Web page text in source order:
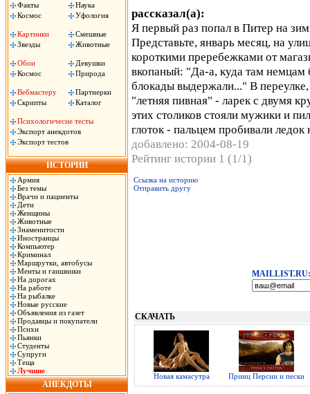
Факты
Наука
Космос
Уфология
Картинки
Смешные
Звезды
Животные
Обои
Девушки
Космос
Природа
Вебмастеру
Партнерки
Скрипты
Каталог
Психологичесие тесты
Экспорт анекдотов
Экспорт тестов
ИСТОРИИ
Армия
Без темы
Врачи и пациенты
Дети
Женщины
Животные
Знаменитости
Иностранцы
Компьютер
Криминал
Маршрутки, автобусы
Менты и гаишники
На дорогах
На работе
На рыбалке
Новые русские
Объявления из газет
Продавцы и покупатели
Психи
Пьянки
Студенты
Супруги
Теща
Лучшие
АНЕКДОТЫ
рассказал(а):
Я первый раз попал в Питер на
Представьте, январь месяц, на
короткими преребежками от
вкопаный: "Да-a, куда там немцам
блокады выдержали..." В
"летняя пивная" - ларек с двумя
этих столиков стояли мужики и
глоток - пальцем пробивали ледок
добавлено: 2004-08-19
Рейтинг истории 1 (1/1)
Ссылка на историю
Отправить другу
MAILLIST.RU:
СКАЧАТЬ
Новая камасутра Принц Персии и пески